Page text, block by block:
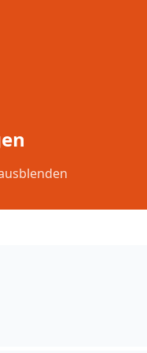
wfuchs
für